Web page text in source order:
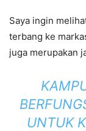
Saya ingin
terbang ke
juga merupakan
UNTUK